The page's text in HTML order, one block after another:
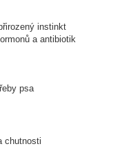
instinkt
a antibiotik
psa
chutnosti